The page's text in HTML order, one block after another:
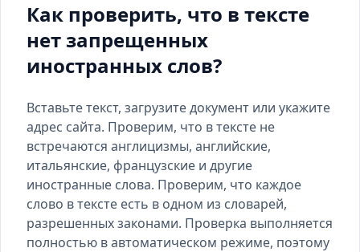
Как проверить, что в тексте
нет запрещенных
иностранных слов?
Вставьте текст, загрузите документ или укажите
адрес сайта. Проверим, что в тексте не
встречаются англицизмы, английские,
итальянские, французские и другие
иностранные слова. Проверим, что каждое
слово в тексте есть в одном из словарей,
разрешенных законами. Проверка выполняется
полностью в автоматическом режиме, поэтому